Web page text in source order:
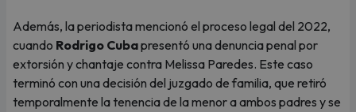
Además, la periodista mencionó el proceso legal del 2022,
cuando Rodrigo Cubapresentó una denuncia penal por
extorsión y chantaje contra Melissa Paredes. Este caso
terminó con una decisión del juzgado de familia, que retiró
temporalmente la tenencia de la menor a ambos padres y se